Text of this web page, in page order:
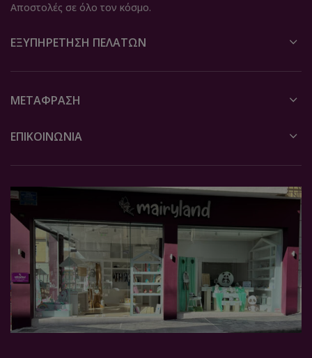
Αποστολές σε όλο τον κόσμο.
ΕΞΥΠΗΡΈΤΗΣΗ ΠΕΛΑΤΏΝ
ΜΕΤΆΦΡΑΣΗ
ΕΠΙΚΟΙΝΩΝΙΑ